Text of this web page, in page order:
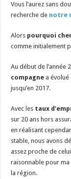
Vous l’aurez sans
recherche de notre
Alors pourquoi
comme initialement
Au début de l’année
compagne a évolué
jusqu’en 2017.
Avec les taux
sur 20 ans hors
en réalisant
stable, nous avons
assez proche de
raisonnable pour
la région.